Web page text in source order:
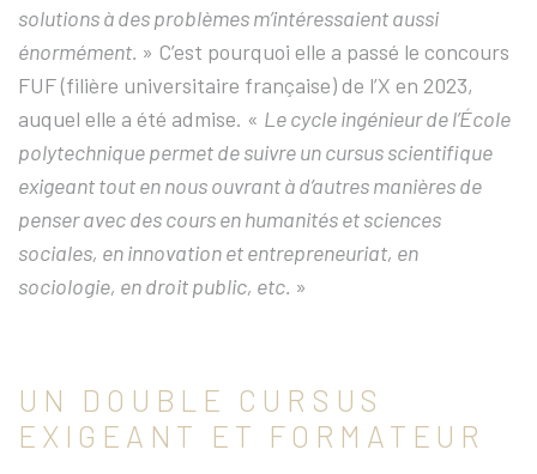
solutions à des problèmes m’intéressaient aussi
énormément. » C’est pourquoi elle a passé le concours
FUF (filière universitaire française) de l’X en 2023,
auquel elle a été admise. « Le cycle ingénieur de l’École
polytechnique permet de suivre un cursus scientifique
exigeant tout en nous ouvrant à d’autres manières de
penser avec des cours en humanités et sciences
sociales, en innovation et entrepreneuriat, en
sociologie, en droit public, etc. »
UN DOUBLE CURSUS
EXIGEANT ET FORMATEUR